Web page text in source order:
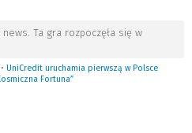
Ta gra rozpoczęła się w
• UniCredit uruchamia pierwszą w Polsce
Fortuna”